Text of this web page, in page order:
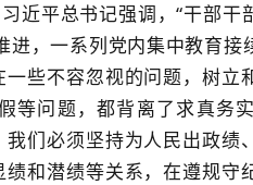
近平总书记强调，“干部干
，一系列党内集中教育接
些不容忽视的问题，树立
等问题，都背离了求真务
们必须坚持为人民出政绩
和潜绩等关系，在遵规守